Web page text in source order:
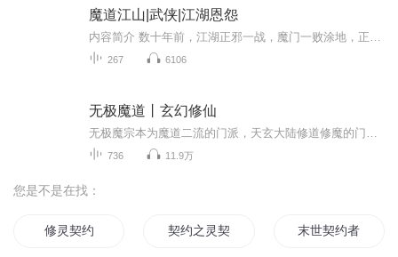
魔道江山|武侠|江湖恩怨
267 6106
无极魔道丨玄幻修仙
736 11.9万
您是不是在找：
修灵契约 契约之灵契 末世契约者